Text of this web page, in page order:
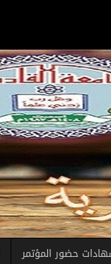
حضور المؤتمر